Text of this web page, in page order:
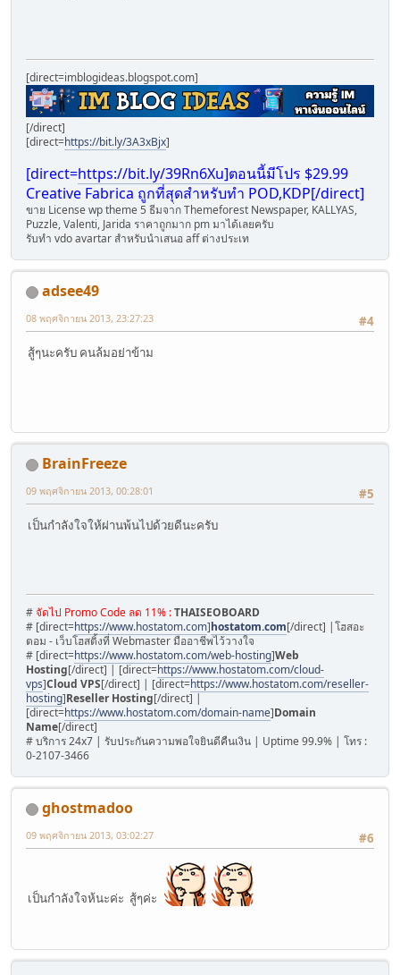
[direct=imblogideas.blogspot.com]
[/direct]
[direct=https://bit.ly/3A3xBjx]
[direct=https://bit.ly/39Rn6Xu]ตอนนี้มีโปร $29.99
Creative Fabrica ถูกที่สุดสำหรับทำ POD,KDP[/direct]
ขาย License wp theme 5 ธีมจา่ก Themeforest Newspaper, KALLYAS,
Puzzle, Valenti, Jarida ราคาถูกมาก pm มาได้เลยครับ
รับทำ vdo avartar สำหรับนำเสนอ aff ต่างประเท
adsee49
#4
08 พฤศจิกายน 2013, 23:27:23
สู้ๆนะครับ คนล้มอย่าข้าม
BrainFreeze
#5
09 พฤศจิกายน 2013, 00:28:01
เป็นกำลังใจให้ผ่านพ้นไปด้วยดีนะครับ
#จัดไป Promo Code ลด 11% :THAISEOBOARD
# [direct=https://www.hostatom.com]hostatom.com[/direct] |โฮสอะ
ตอม - เว็บโฮสติ้งที่ Webmaster มืออาชีพไว้วางใจ
# [direct=https://www.hostatom.com/web-hosting]Web
Hosting[/direct] | [direct=https://www.hostatom.com/cloud-
vps]Cloud VPS[/direct] | [direct=https://www.hostatom.com/reseller-
hosting]Reseller Hosting[/direct] |
[direct=https://www.hostatom.com/domain-name]Domain
Name[/direct]
# บริการ 24x7 | รับประกันความพอใจยินดีคืนเงิน | Uptime 99.9% | โทร :
0-2107-3466
ghostmadoo
#6
09 พฤศจิกายน 2013, 03:02:27
เป็นกำลังใจห้นะค่ะ สู้ๆค่ะ